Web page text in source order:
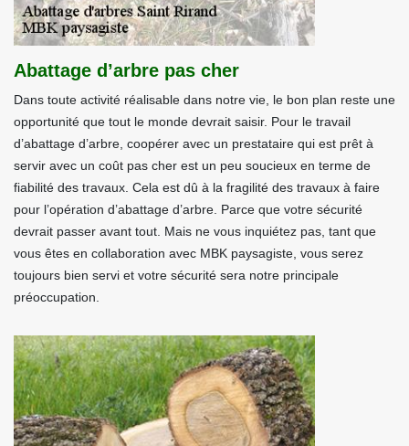
Abattage d’arbre pas cher
Dans toute activité réalisable dans notre vie, le bon plan reste une
opportunité que tout le monde devrait saisir. Pour le travail
d’abattage d’arbre, coopérer avec un prestataire qui est prêt à
servir avec un coût pas cher est un peu soucieux en terme de
fiabilité des travaux. Cela est dû à la fragilité des travaux à faire
pour l’opération d’abattage d’arbre. Parce que votre sécurité
devrait passer avant tout. Mais ne vous inquiétez pas, tant que
vous êtes en collaboration avec MBK paysagiste, vous serez
toujours bien servi et votre sécurité sera notre principale
préoccupation.